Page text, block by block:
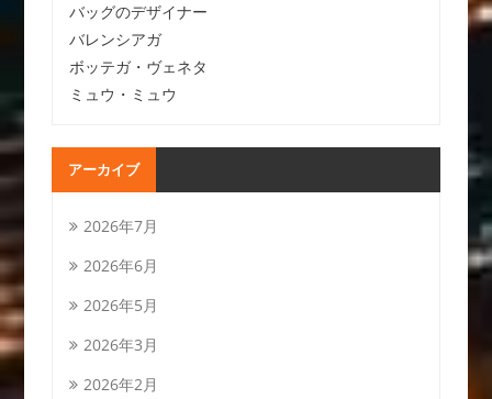
バッグのデザイナー
バレンシアガ
ボッテガ・ヴェネタ
ミュウ・ミュウ
アーカイブ
2026年7月
2026年6月
2026年5月
2026年3月
2026年2月